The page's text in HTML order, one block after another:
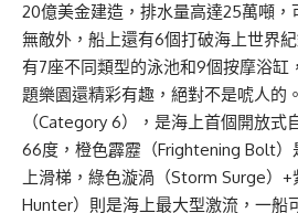
20億美金建造，排水量高達25萬噸
無敵外，船上還有6個打破海上世界
有7座不同類型的泳池和9個按摩浴缸
題樂園還精彩有趣，絕對不是唬人的
（Category 6），是海上首個開放式
66度，橙色霹靂（Frightening Bolt
上滑梯，綠色漩渦（Storm Surge）
Hunter）則是海上最大型激流，一船